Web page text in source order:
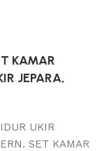
KAMAR
JEPARA,
UKIR
SET KAMAR